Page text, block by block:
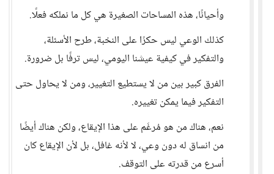
وأحيانًا، هذه المساحات الصغيرة هي كل ما نملكه فعلًا.
كذلك الوعي ليس حكرًا على النخبة، طرح الأسئلة،
والتفكير في كيفية عيشنا اليومي، ليس ترفًا بل ضرورة.
الفرق كبير بين من لا يستطيع التغيير، ومن لا يحاول حتى
التفكير فيما يمكن تغييره.
نعم، هناك من هو مُرغَم على هذا الإيقاع، ولكن هناك أيضًا
من انساق له دون وعي، لا لأنه غافل، بل لأن الإيقاع كان
أسرع من قدرته على التوقف.